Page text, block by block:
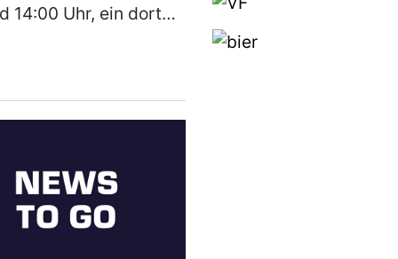
14:00 Uhr, ein dort